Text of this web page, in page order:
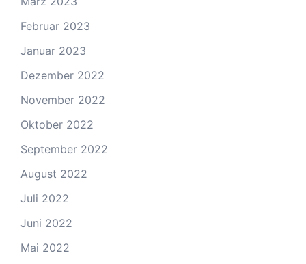
Februar 2023
Januar 2023
Dezember 2022
November 2022
Oktober 2022
September 2022
August 2022
Juli 2022
Juni 2022
Mai 2022